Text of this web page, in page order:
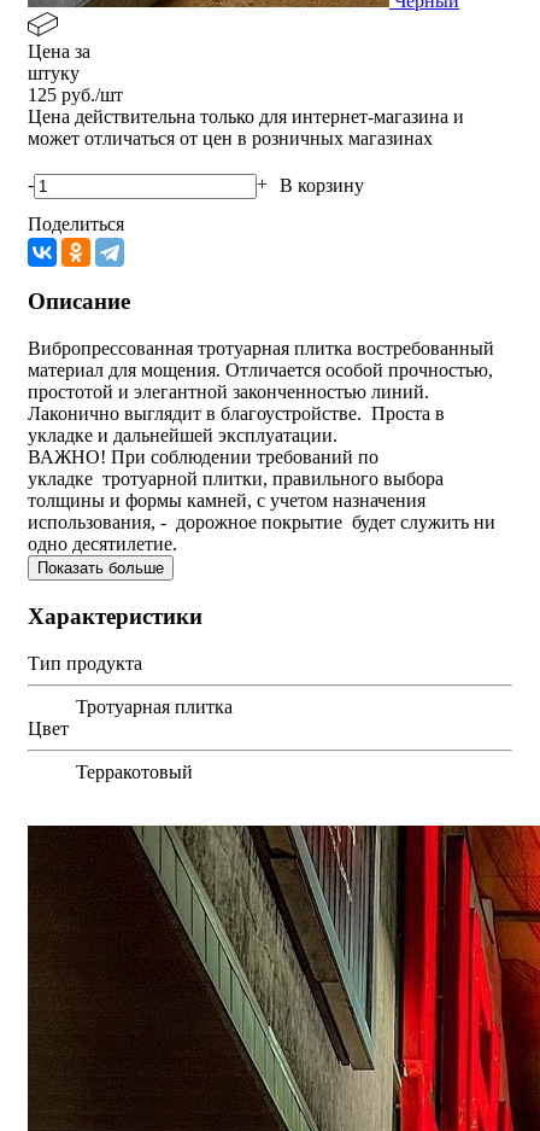
Цена за
штуку
125 руб./шт
Цена действительна только для интернет-магазина и
может отличаться от цен в розничных магазинах
- + В корзину
Поделиться
Описание
Вибропрессованная тротуарная плитка востребованный
материал для мощения. Отличается особой прочностью,
простотой и элегантной законченностью линий.
Лаконично выглядит в благоустройстве. Проста в
укладке и дальнейшей эксплуатации.
ВАЖНО! При соблюдении требований по
укладке тротуарной плитки, правильного выбора
толщины и формы камней, с учетом назначения
использования, - дорожное покрытие будет служить ни
одно десятилетие.
Показать больше
Характеристики
Тип продукта
Тротуарная плитка
Цвет
Терракотовый